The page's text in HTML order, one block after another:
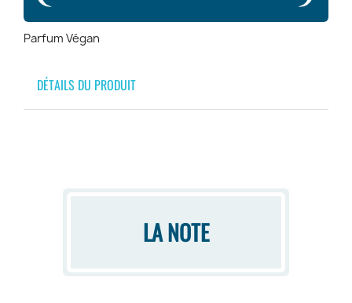
Parfum Végan
DÉTAILS DU PRODUIT
LA NOTE